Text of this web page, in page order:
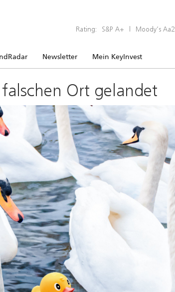
Rating: S&P A+ | Moody’s Aa2
Newsletter Mein KeyInvest
Ort gelandet